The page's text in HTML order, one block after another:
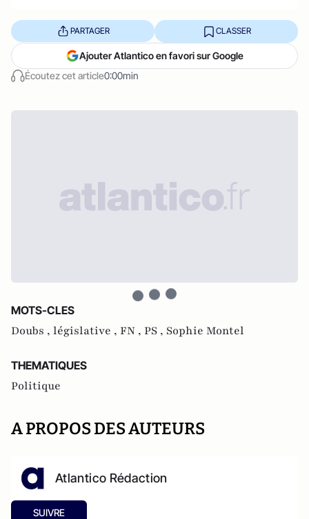
Écoutez cet article0:00min
PARTAGER CLASSER
Ajouter Atlantico en favori sur Google
MOTS-CLES
Doubs , législative , FN , PS , Sophie Montel
THEMATIQUES
Politique
A PROPOS DES AUTEURS
Atlantico Rédaction
SUIVRE